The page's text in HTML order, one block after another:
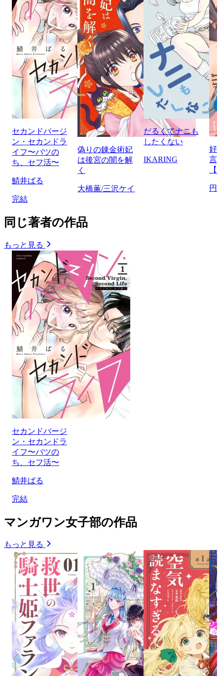
セカンドバージ
ン・セカンドラ
イフ〜バツの
ち、セフ活〜
鯖井ばる
完結
偽りの錬金術妃
は後宮の闇を解
く
大橋薫/三沢ケイ
だるくてナニも
したくない
IKARING
好
言
円
同じ著者の作品
もっと見る
セカンドバージ
ン・セカンドラ
イフ〜バツの
ち、セフ活〜
鯖井ばる
完結
マンガワン女子部の作品
もっと見る